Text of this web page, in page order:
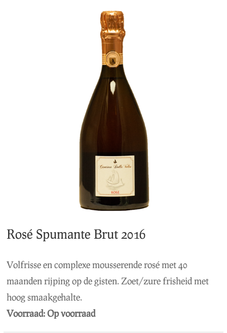
Rosé Spumante Brut 2016
Volfrisse en complexe mousserende rosé met 40
maanden rijping op de gisten. Zoet/zure frisheid met
hoog smaakgehalte.
Voorraad:Op voorraad